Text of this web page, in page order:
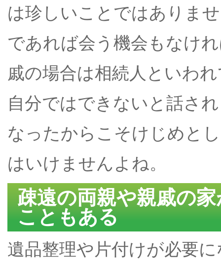
は珍しいことではありま
であれば会う機会もなけ
戚の場合は相続人といわ
自分ではできないと話さ
なったからこそけじめと
はいけませんよね。
疎遠の両親や親戚の
こともある
遺品整理や片付けが必要